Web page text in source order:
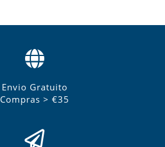
Envio Gratuito
Compras > €35